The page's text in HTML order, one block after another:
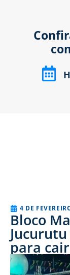
4 DE
Bloco
para